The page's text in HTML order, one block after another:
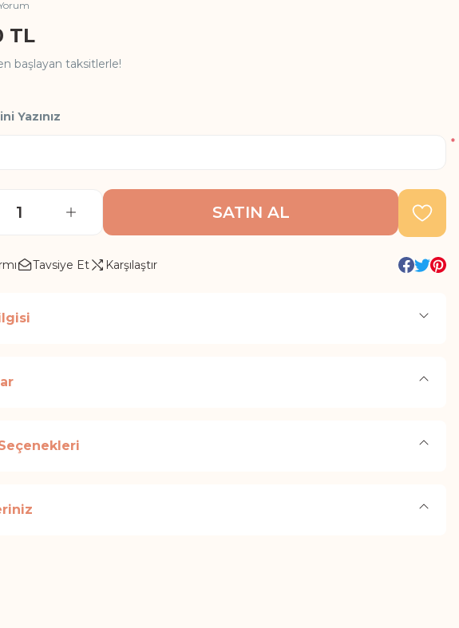
TL
başlayan taksitlerle!
Yazınız
*
SATIN AL
Tavsiye Et Karşılaştır